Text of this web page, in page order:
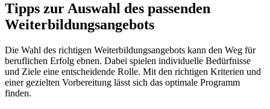
Tipps zur Auswahl des passenden
Weiterbildungsangebots
Die Wahl des richtigen Weiterbildungsangebots kann den Weg für
beruflichen Erfolg ebnen. Dabei spielen individuelle Bedürfnisse
und Ziele eine entscheidende Rolle. Mit den richtigen Kriterien und
einer gezielten Vorbereitung lässt sich das optimale Programm
finden.